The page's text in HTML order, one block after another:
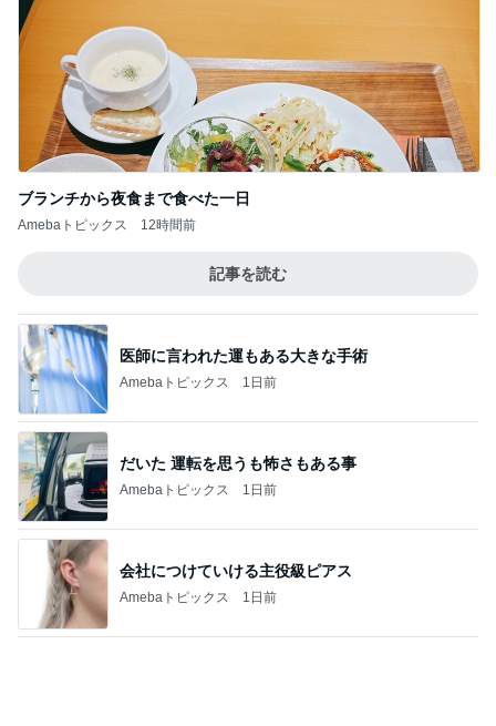
ブランチから夜食まで食べた一日
Amebaトピックス 12時間前
記事を読む
医師に言われた運もある大きな手術
Amebaトピックス 1日前
だいた 運転を思うも怖さもある事
Amebaトピックス 1日前
会社につけていける主役級ピアス
Amebaトピックス 1日前